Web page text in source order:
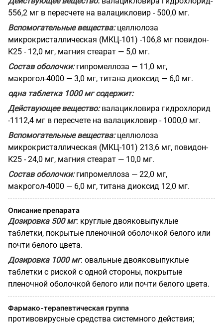
556,2 мг в пересчете на валацикловир - 500,0 мг.
Вспомогательные вещества:целлюлоза
микрокристаллическая (МКЦ-101) -106,8 мг повидон-
К25 - 12,0 мг, магния стеарат — 5,0 мг.
Состав оболочки:гипромеллоза — 11,0 мг,
макрогол-4000 — 3,0 мг, титана диоксид — 6,0 мг.
одна таблетка 1000 мгсодержит:
Действующее вещество:валацикловира гидрохлорид
-1112,4 мг в пересчете на валацикловир - 1000,0 мг.
Вспомогательные вещества:целлюлоза
микрокристаллическая (МКЦ-101) 213,6 мг, повидон-
К25 - 24,0 мг, магния стеарат — 10,0 мг.
Состав оболочки:гипромеллоза — 22,0 мг,
макрогол-4000 — 6,0 мг, титана диоксид 12,0 мг.
Описание препарата
Дозировка 500 мг: круглые двояковыпуклые
таблетки, покрытые пленочной оболочкой белого или
почти белого цвета.
Дозировка 1000 мг: овальные двояковыпуклые
таблетки с риской с одной стороны, покрытые
пленочной оболочкой белого или почти белого цвета.
Фармако-терапевтическая группа
противовирусные средства системного действия;